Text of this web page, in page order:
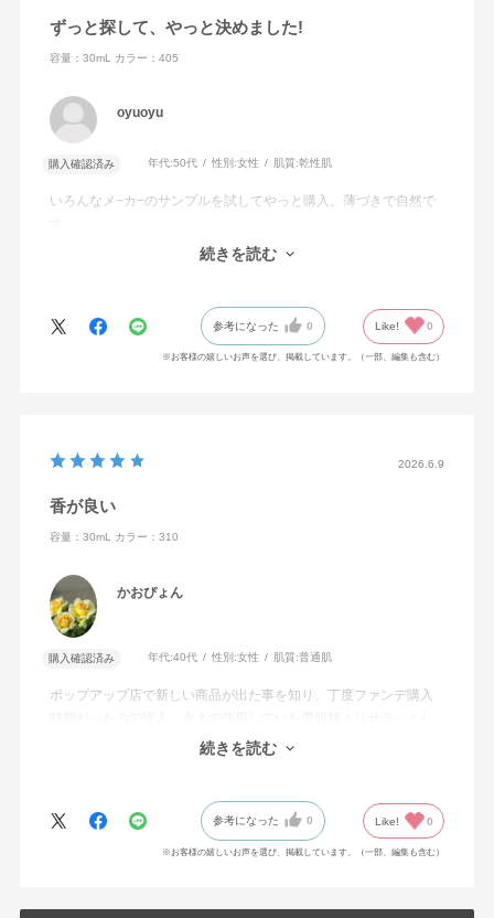
ずっと探して、やっと決めました!
容量：30mL カラー：405
oyuoyu
購入確認済み 年代:50代 性別:女性 肌質:乾性肌
いろんなメ−カ−のサンプルを試してやっと購入。薄づきで自然で
続きを読む
参考になった 0 Like! 0
※お客様の嬉しいお声を選び、掲載しています。（一部、編集も含む）
2026.6.9
香が良い
容量：30mL カラー：310
かおぴょん
購入確認済み 年代:40代 性別:女性 肌質:普通肌
ポップアップ店で新しい商品が出た事を知り、丁度ファンデ購入
た使い心地で香りがハーブ系の良い香りに！
続きを読む
参考になった 0 Like! 0
※お客様の嬉しいお声を選び、掲載しています。（一部、編集も含む）